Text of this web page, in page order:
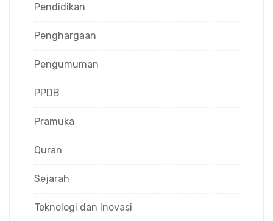
Pendidikan
Penghargaan
Pengumuman
PPDB
Pramuka
Quran
Sejarah
Teknologi dan Inovasi